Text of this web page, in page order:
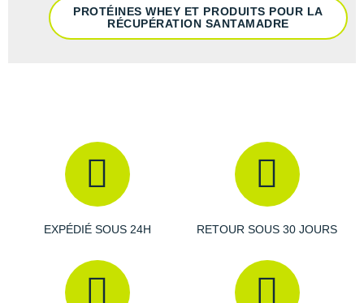
PROTÉINES WHEY ET PRODUITS POUR LA
RÉCUPÉRATION SANTAMADRE
EXPÉDIÉ SOUS 24H RETOUR SOUS 30 JOURS
X-Socks